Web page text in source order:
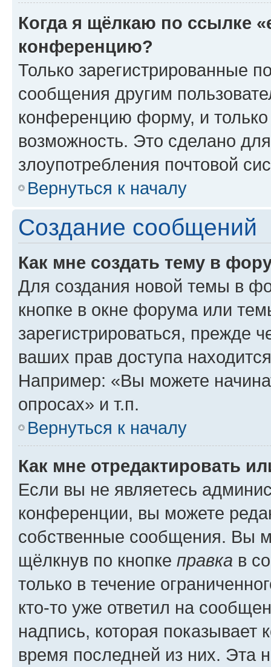
Когда я щёлкаю по ссылке
конференцию?
Только зарегистрированные
сообщения другим
конференцию форму, и
возможность. Это сделано
злоупотребления почтовой
Вернуться к началу
Создание сообщений
Как мне создать тему в
Для создания новой темы в
кнопке в окне форума или
зарегистрироваться, прежде
ваших прав доступа
Например: «Вы можете
опросах» и т.п.
Вернуться к началу
Как мне отредактировать
Если вы не являетесь
конференции, вы можете
собственные сообщения. Вы
щёлкнув по кнопке правка в
только в течение
кто-то уже ответил на
надпись, которая показывает
время последней из них. Эта